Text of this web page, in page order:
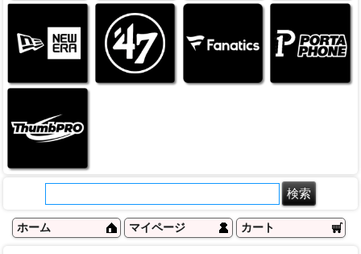
ホーム マイページ カート